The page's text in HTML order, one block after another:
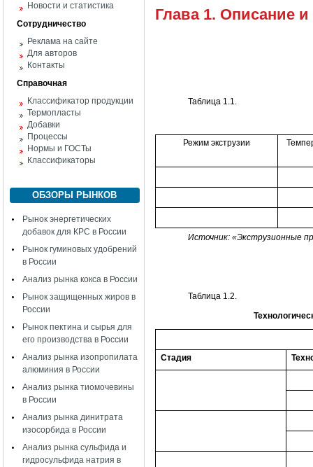
Новости и статистика
Сотрудничество
Реклама на сайте
Для авторов
Контакты
Справочная
Классификатор продукции
Термопласты
Добавки
Процессы
Нормы и ГОСТы
Классификаторы
ОБЗОРЫ РЫНКОВ
Рынок энергетических
добавок для КРС в России
Рынок гуминовых удобрений
в России
Анализ рынка кокса в России
Рынок защищенных жиров в
России
Рынок пектина и сырья для
его производства в России
Анализ рынка изопропилата
алюминия в России
Анализ рынка тиомочевины
в России
Анализ рынка динитрата
изосорбида в России
Анализ рынка сульфида и
гидросульфида натрия в
Глава 1. Описание
Таблица 1.1.
Режим экструзии
Источник: «Экструзионные
Таблица 1.2.
Стадия